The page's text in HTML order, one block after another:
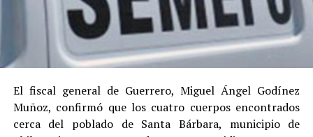
El fiscal general de Guerrero, Miguel Ángel Godínez
Muñoz, confirmó que los cuatro cuerpos encontrados
cerca del poblado de Santa Bárbara, municipio de